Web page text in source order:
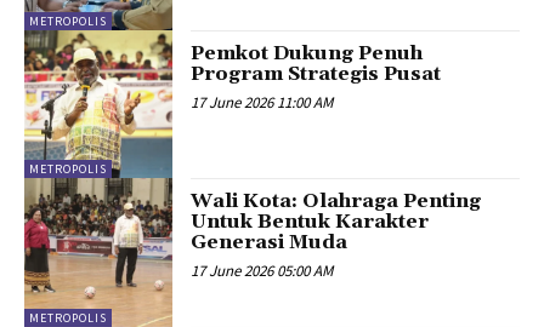
METROPOLIS
METROPOLIS
Pemkot Dukung Penuh
Program Strategis Pusat
17 June 2026 11:00 AM
METROPOLIS
Wali Kota: Olahraga Penting
Untuk Bentuk Karakter
Generasi Muda
17 June 2026 05:00 AM